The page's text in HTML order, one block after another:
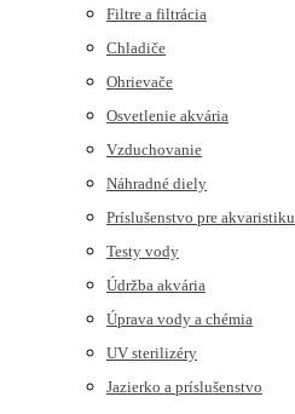
Filtre a filtrácia
Chladiče
Ohrievače
Osvetlenie akvária
Vzduchovanie
Náhradné diely
Príslušenstvo pre akvaristiku
Testy vody
Údržba akvária
Úprava vody a chémia
UV sterilizéry
Jazierko a príslušenstvo